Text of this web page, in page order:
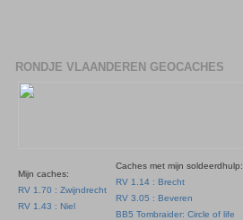
RONDJE VLAANDEREN GEOCACHES
Mijn caches:
RV 1.70 : Zwijndrecht
RV 1.43 : Niel
Caches met mijn soldeerdhulp:
RV 1.14 : Brecht
RV 3.05 : Beveren
BB5 Tombraider: Circle of life